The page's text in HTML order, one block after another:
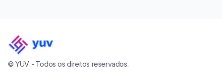
tempo, localização – e repassá-los para uma central de
monitoramento, de forma remota, por internet, rádio ou
© YUV - Todos os direitos reservados.